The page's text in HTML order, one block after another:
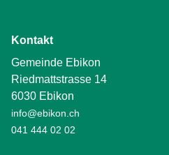
Kontakt
Gemeinde Ebikon
Riedmattstrasse 14
6030 Ebikon
info@ebikon.ch
041 444 02 02